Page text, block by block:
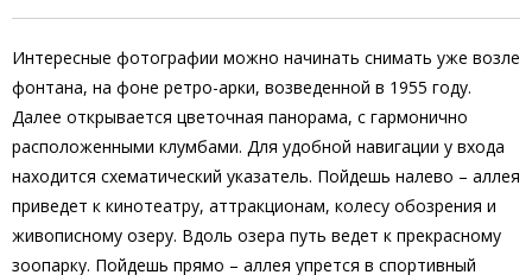
Интересные фотографии можно начинать снимать уже возле
фонтана, на фоне ретро-арки, возведенной в 1955 году.
Далее открывается цветочная панорама, с гармонично
расположенными клумбами. Для удобной навигации у входа
находится схематический указатель. Пойдешь налево – аллея
приведет к кинотеатру, аттракционам, колесу обозрения и
живописному озеру. Вдоль озера путь ведет к прекрасному
зоопарку. Пойдешь прямо – аллея упрется в спортивный